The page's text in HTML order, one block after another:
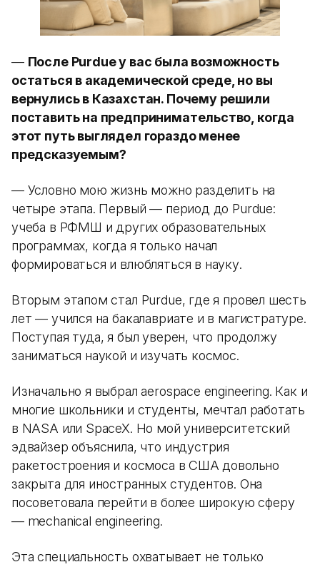
— После Purdue у вас была возможность
остаться в академической среде, но вы
вернулись в Казахстан. Почему решили
поставить на предпринимательство, когда
этот путь выглядел гораздо менее
предсказуемым?
— Условно мою жизнь можно разделить на
четыре этапа. Первый — период до Purdue:
учеба в РФМШ и других образовательных
программах, когда я только начал
формироваться и влюбляться в науку.
Вторым этапом стал Purdue, где я провел шесть
лет — учился на бакалавриате и в магистратуре.
Поступая туда, я был уверен, что продолжу
заниматься наукой и изучать космос.
Изначально я выбрал aerospace engineering. Как и
многие школьники и студенты, мечтал работать
в NASA или SpaceX. Но мой университетский
эдвайзер объяснила, что индустрия
ракетостроения и космоса в США довольно
закрыта для иностранных студентов. Она
посоветовала перейти в более широкую сферу
— mechanical engineering.
Эта специальность охватывает не только